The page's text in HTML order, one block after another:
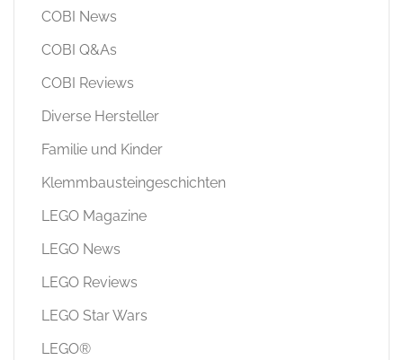
COBI News
COBI Q&As
COBI Reviews
Diverse Hersteller
Familie und Kinder
Klemmbausteingeschichten
LEGO Magazine
LEGO News
LEGO Reviews
LEGO Star Wars
LEGO®